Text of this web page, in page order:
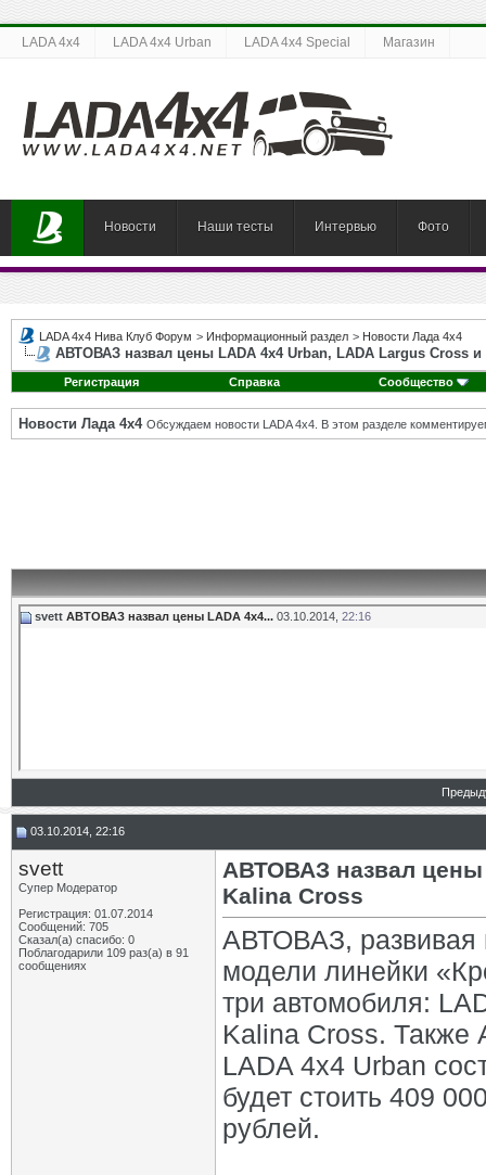
LADA 4x4 LADA 4x4 Urban LADA 4x4 Special Магазин
Новости Наши тесты Интервью Фото
LADA 4x4 Нива Клуб Форум > Информационный раздел > Новости Лада 4х4
АВТОВАЗ назвал цены LADA 4х4 Urban, LADA Largus Cross и
Регистрация Справка Сообщество
Новости Лада 4х4 Обсуждаем новости LADA 4x4. В этом разделе
svett АВТОВАЗ назвал цены LADA 4х4... 03.10.2014, 22:16
03.10.2014, 22:16
svett
Супер Модератор
Регистрация: 01.07.2014
Сообщений: 705
Сказал(а) спасибо: 0
Поблагодарили 109 раз(а) в 91
сообщениях
АВТОВАЗ назвал цены
Kalina Cross
АВТОВАЗ, развивая
модели линейки
три автомобиля:
Kalina Cross.
LADA 4х4 Urban
будет стоить 409
рублей.